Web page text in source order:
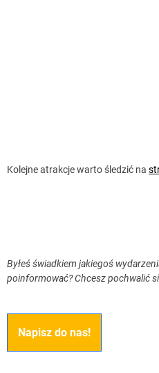
Kolejne atrakcje warto śledzić na
Byłeś świadkiem jakiegoś
poinformować? Chcesz pochwalić
Napisz do nas!